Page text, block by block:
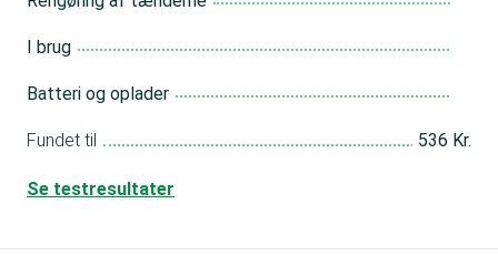
I brug
Batteri og oplader
Fundet til 536 Kr.
Se testresultater